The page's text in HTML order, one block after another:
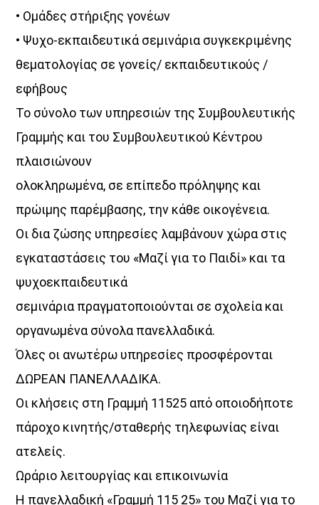
• Ομάδες στήριξης γονέων
• Ψυχο-εκπαιδευτικά σεμινάρια συγκεκριμένης
θεματολογίας σε γονείς/ εκπαιδευτικούς /
εφήβους
Το σύνολο των υπηρεσιών της Συμβουλευτικής
Γραμμής και του Συμβουλευτικού Κέντρου
πλαισιώνουν
ολοκληρωμένα, σε επίπεδο πρόληψης και
πρώιμης παρέμβασης, την κάθε οικογένεια.
Οι δια ζώσης υπηρεσίες λαμβάνουν χώρα στις
εγκαταστάσεις του «Μαζί για το Παιδί» και τα
ψυχοεκπαιδευτικά
σεμινάρια πραγματοποιούνται σε σχολεία και
οργανωμένα σύνολα πανελλαδικά.
Όλες οι ανωτέρω υπηρεσίες προσφέρονται
ΔΩΡΕΑΝ ΠΑΝΕΛΛΑΔΙΚΑ.
Οι κλήσεις στη Γραμμή 11525 από οποιοδήποτε
πάροχο κινητής/σταθερής τηλεφωνίας είναι
ατελείς.
Ωράριο λειτουργίας και επικοινωνία
Η πανελλαδική «Γραμμή 115 25» του Μαζί για το